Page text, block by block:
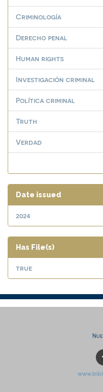
Criminología
Derecho penal
Human rights
Investigación criminal
Política criminal
Truth
Verdad
Date issued
2024
Has File(s)
true